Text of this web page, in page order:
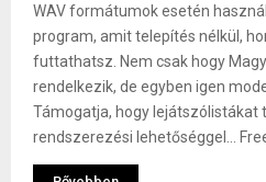
WAV formátumok esetén
program, amit telepítés nélkül,
futtathatsz. Nem csak hogy
rendelkezik, de egyben igen
Támogatja, hogy lejátszólistákat
rendszerezési lehetőséggel...